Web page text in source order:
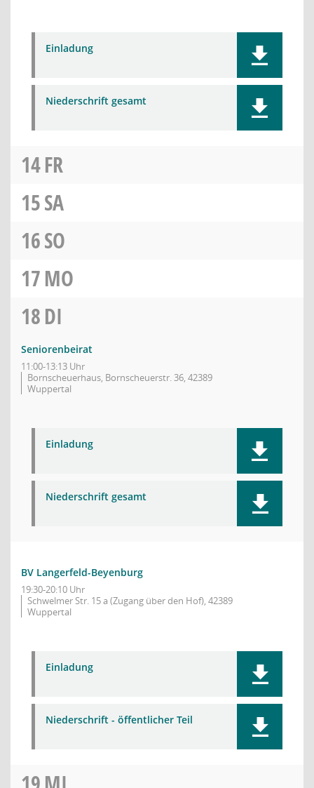
Einladung
Niederschrift gesamt
14FR
15SA
16SO
17MO
18DI
Seniorenbeirat
11:00-13:13 Uhr
Bornscheuerhaus, Bornscheuerstr. 36, 42389
Wuppertal
Einladung
Niederschrift gesamt
BV Langerfeld-Beyenburg
19:30-20:10 Uhr
Schwelmer Str. 15 a (Zugang über den Hof), 42389
Wuppertal
Einladung
Niederschrift - öffentlicher Teil